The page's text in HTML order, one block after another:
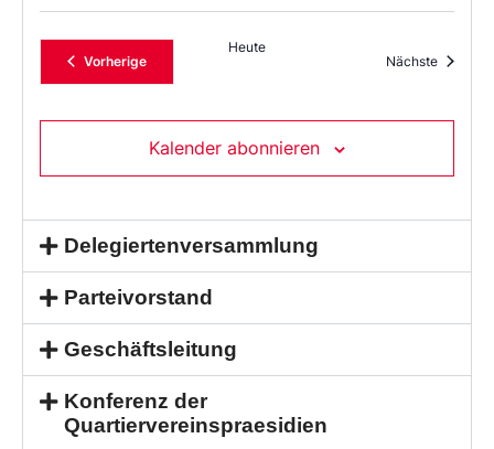
VorherigeVeranstaltungen
Heute
Nächste
Kalender abonnieren
Delegiertenversammlung
Parteivorstand
Geschäftsleitung
Konferenz der
Quartiervereinspraesidien